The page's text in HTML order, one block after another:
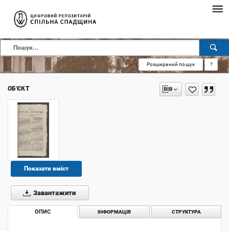
Розширений пошук ?
ОБ'ЄКТ
Показати вміст
Завантажити
ОПИС ІНФОРМАЦІЯ СТРУКТУРА